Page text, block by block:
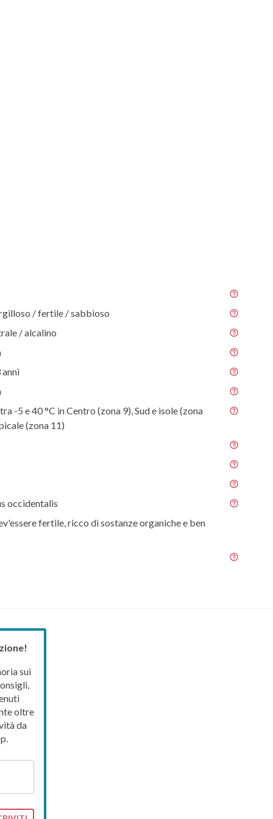
/ fertile / sabbioso
/ alcalino
anni
-5 e 40 °C in Centro (zona 9), Sud e isole (zona
(zona 11)
occidentalis
fertile, ricco di sostanze organiche e ben
sui
oltre
da